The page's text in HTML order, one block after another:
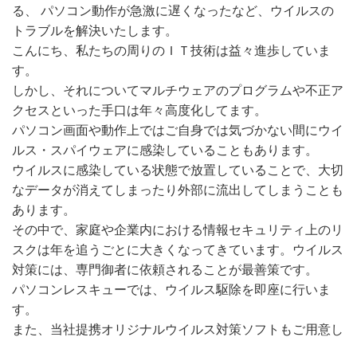
る、 パソコン動作が急激に遅くなったなど、ウイルスの
トラブルを解決いたします。
こんにち、私たちの周りのＩＴ技術は益々進歩していま
す。
しかし、それについてマルチウェアのプログラムや不正ア
クセスといった手口は年々高度化してます。
パソコン画面や動作上ではご自身では気づかない間にウイ
ルス・スパイウェアに感染していることもあります。
ウイルスに感染している状態で放置していることで、大切
なデータが消えてしまったり外部に流出してしまうことも
あります。
その中で、家庭や企業内における情報セキュリティ上のリ
スクは年を追うごとに大きくなってきています。ウイルス
対策には、専門御者に依頼されることが最善策です。
パソコンレスキューでは、ウイルス駆除を即座に行いま
す。
また、当社提携オリジナルウイルス対策ソフトもご用意し